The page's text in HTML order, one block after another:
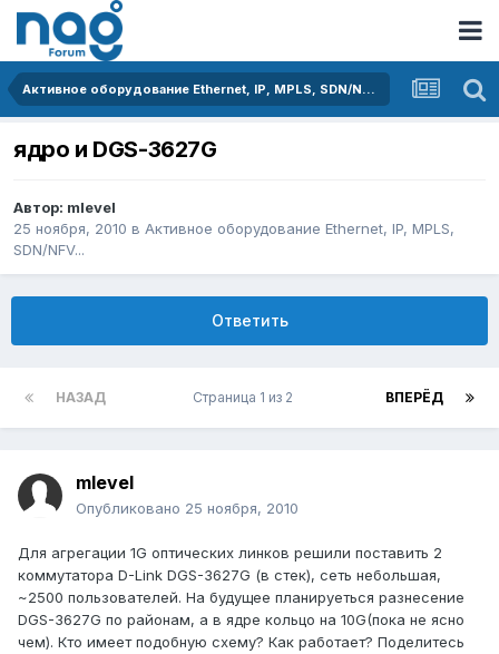
Активное оборудование Ethernet, IP, MPLS, SDN/NFV...
ядро и DGS-3627G
Автор: mlevel
25 ноября, 2010 в Активное оборудование Ethernet, IP, MPLS,
SDN/NFV...
Ответить
НАЗАД ВПЕРЁД
Страница 1 из 2
mlevel
Опубликовано 25 ноября, 2010
Для агрегации 1G оптических линков решили поставить 2
коммутатора D-Link DGS-3627G (в стек), сеть небольшая,
~2500 пользователей. На будущее планируеться разнесение
DGS-3627G по районам, а в ядре кольцо на 10G(пока не ясно
чем). Кто имеет подобную схему? Как работает? Поделитесь